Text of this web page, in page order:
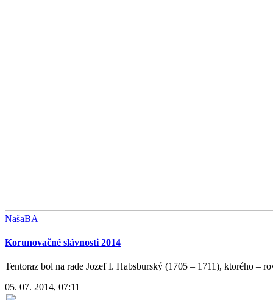
NašaBA
Korunovačné slávnosti 2014
Tentoraz bol na rade Jozef I. Habsburský (1705 – 1711), ktorého –
05. 07. 2014, 07:11